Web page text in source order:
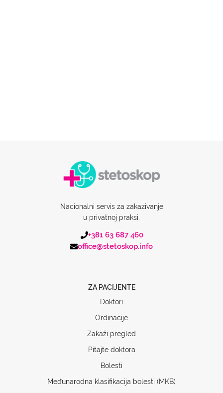
Nacionalni servis za zakazivanje
u privatnoj praksi.
+381 63 687 460
office@stetoskop.info
ZA PACIJENTE
Doktori
Ordinacije
Zakaži pregled
Pitajte doktora
Bolesti
Međunarodna klasifikacija bolesti (MKB)